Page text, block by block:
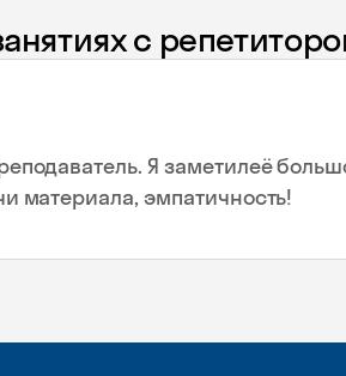
с
Я заметилеё
материала, эмпатичность!